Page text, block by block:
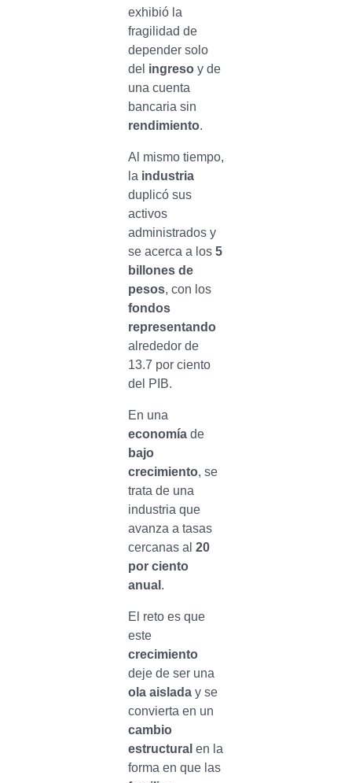
exhibió la
fragilidad de
depender solo
del ingreso y de
una cuenta
bancaria sin
rendimiento.
Al mismo tiempo,
la industria
duplicó sus
activos
administrados y
se acerca a los 5
billones de
pesos, con los
fondos
representando
alrededor de
13.7 por ciento
del PIB.
En una
economíade
bajo
crecimiento, se
trata de una
industria que
avanza a tasas
cercanas al 20
por ciento
anual .
El reto es que
este
crecimiento
deje de ser una
ola aislada y se
convierta en un
cambio
estructural en la
forma en que las